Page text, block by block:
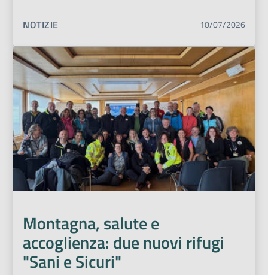
TIPO CONTENUTO:
NOTIZIE 10/07/2026
Montagna, salute e
accoglienza: due nuovi rifugi
"Sani e Sicuri"